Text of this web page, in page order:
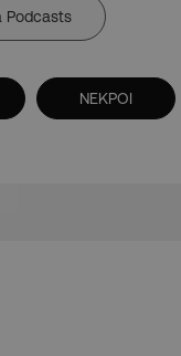
Podcasts
ΝΕΚΡΟΙ